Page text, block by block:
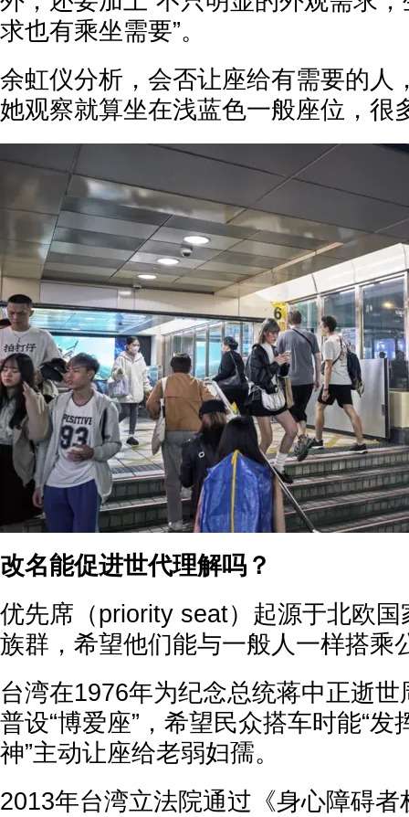
求也有乘坐需要”。
余虹仪分析，会否让座给有需要的人
她观察就算坐在浅蓝色一般座位，很
改名能促进世代理解吗？
优先席（priority seat）起源于北欧
族群，希望他们能与一般人一样搭乘
台湾在1976年为纪念总统蒋中正逝
普设“博爱座”，希望民众搭车时能“
神”主动让座给老弱妇孺。
2013年台湾立法院通过《身心障碍